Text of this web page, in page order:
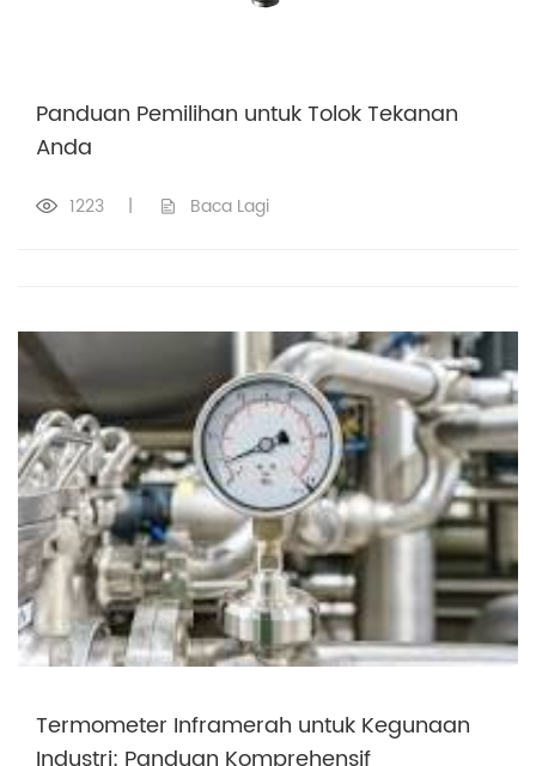
Panduan Pemilihan untuk Tolok Tekanan
Anda
1223 | Baca Lagi
Termometer Inframerah untuk Kegunaan